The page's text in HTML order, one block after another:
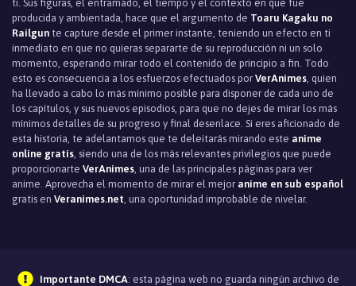
ti. Sus figuras, el entramado, el tiempo y el contexto en que fue
producida y ambientada, hace que el argumento de Toaru Kagaku no
Railgun te capture desde el primer instante, teniendo un efecto en ti
inmediato en que no quieras separarte de su reproducción ni un solo
momento, esperando mirar todo el contenido de principio a fin. Todo
esto es consecuencia a los esfuerzos efectuados por VerAnimes , quien
ha llevado a cabo lo más mínimo posible para disponer de cada uno de
los capítulos, y sus nuevos episodios, para que no dejes de mirar los más
mínimos detalles de su progreso y final desenlace. Si eres aficionado de
esta historia, te adelantamos que te deleitarás mirando este anime
online gratis , siendo una de los más relevantes privilegios que puede
proporcionarte VerAnimes , una de las principales páginas para ver
anime. Aprovecha el momento de mirar el mejor anime en sub español
gratis en Veranimes.net , una oportunidad improbable de nivelar.
Importante DMCA: esta página web no guarda ningún archivo de